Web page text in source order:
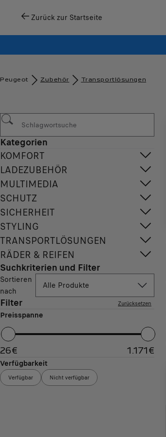
Zurück zur Startseite
Peugeot Zubehör​ Transportlösungen
Kategorien
KOMFORT
LADEZUBEHÖR
MULTIMEDIA
SCHUTZ
SICHERHEIT
STYLING
TRANSPORTLÖSUNGEN
RÄDER & REIFEN
Suchkriterien und Filter
Sortieren
nach
Alle Produkte
Filter Zurücksetzen
Preisspanne
26€ 1.171 €
Verfügbarkeit
Verfügbar Nicht verfügbar